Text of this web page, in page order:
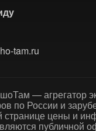
tam.ru
— агрегатор
по России и
странице цены и
публичной